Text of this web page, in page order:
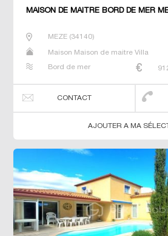
MAISON DE MAÎTRE BORD DE MER
MEZE(34140)
Maison Maison de maitre Villa
Bord de mer
CONTACT
AJOUTER A MA